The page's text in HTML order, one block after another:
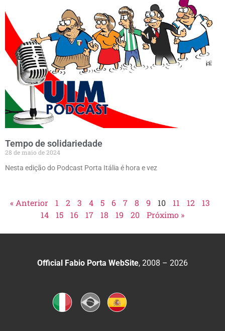
Tempo de solidariedade
28 de maio de 2024
Nesta edição do Podcast Porta Itália é hora e vez
« Anterior 1 2 3 4 5 6 7 8 9 10 11 12
13
14
15 16 17 18 19 20 Próximo »
Official Fabio Porta WebSite, 2008 – 2026